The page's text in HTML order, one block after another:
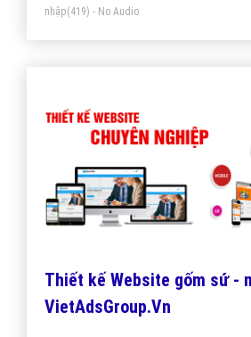
nhập(419) - No Audio
Thiết kế Website gốm sứ -
VietAdsGroup.Vn